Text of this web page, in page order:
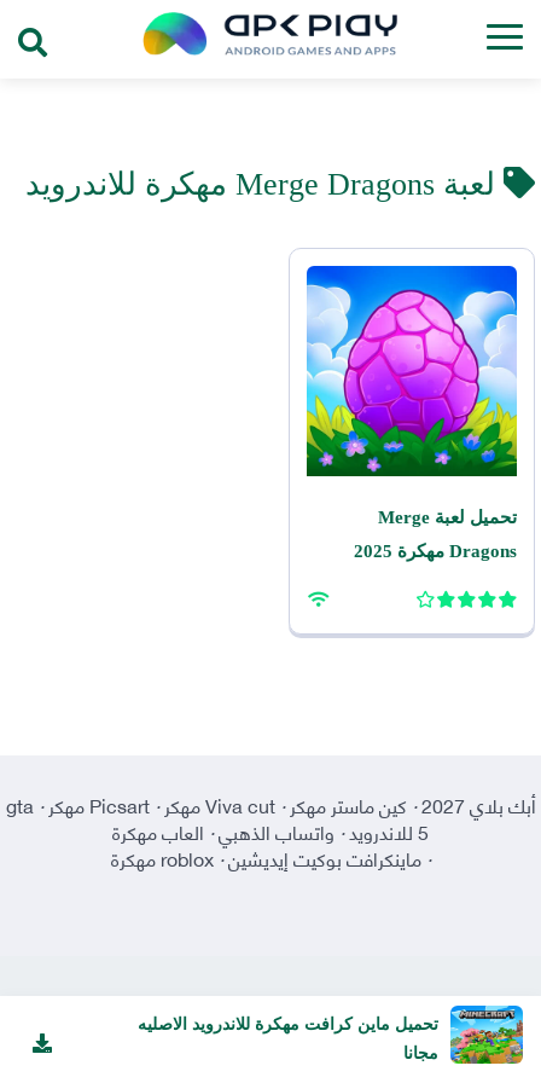
لعبة Merge Dragons مهكرة للاندرويد
تحميل لعبة Merge
Dragons مهكرة 2025
تحميل ماين كرافت مهكرة للاندرويد الاصليه
مجانا
أبك بلاي 2027 · كين ماستر مهكر·Viva cut مهكر ·Picsart مهكر ·
gta
5 للاندرويد ·واتساب الذهبي· العاب مهكرة
·ماينكرافت بوكيت إيديشين·roblox مهكرة